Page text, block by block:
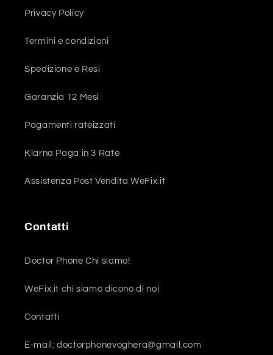
Privacy Policy
Termini e condizioni
Spedizione e Resi
Garanzia 12 Mesi
Pagamenti rateizzati
Klarna Paga in 3 Rate
Assistenza Post Vendita WeFix.it
Contatti
Doctor Phone Chi siamo!
WeFix.it chi siamo dicono di noi
Contatti
E-mail: doctorphonevoghera@gmail.com